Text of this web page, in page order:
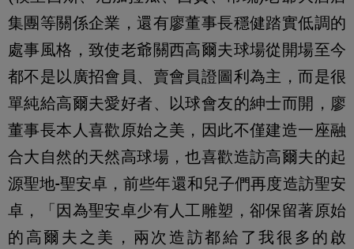
集團等關係企業，還有廖董事長穩健踏實低調的
處事風格，致使老爺關西高爾夫球場從開場至今
都不是以廣招會員、賣會員證圖利為主，而是很
單純給高爾夫愛好者、以球會友的紳士而開，廖
董事長本人喜歡原始之美，因此不僅建造一座融
合大自然的天然高球場，也喜歡造訪高爾夫的起
源聖地-聖安卓，前些年還和兒子們再度造訪聖安
卓，「因為聖安卓少有人工雕塑，卻保留著原始
的高爾夫之美，兩次造訪都給了我很多的啟